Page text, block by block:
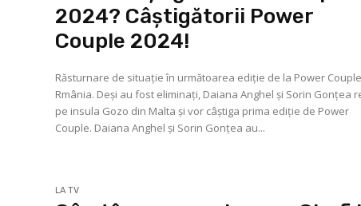
2024? Câștigătorii Power
Couple 2024!
Răsturnare de situație în următoarea ediție de la Power Couple
Rmânia. Deși au fost eliminați, Daiana Anghel și Sorin Gonțea
pe insula Gozo din Malta și vor câștiga prima ediție de Power
Couple. Daiana Anghel și Sorin Gonțea au...
LA TV